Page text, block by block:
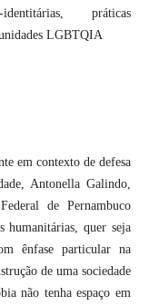
práticas
LGBTQIA
em contexto de defesa
Antonella Galindo,
de Pernambuco
humanitárias, quer seja
ênfase particular na
de uma sociedade
não tenha espaço em